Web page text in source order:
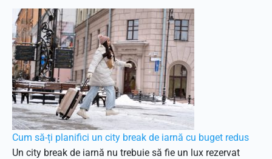
Cum să-ți planifici un city break de iarnă cu buget redus
Un city break de iarnă nu trebuie să fie un lux rezervat